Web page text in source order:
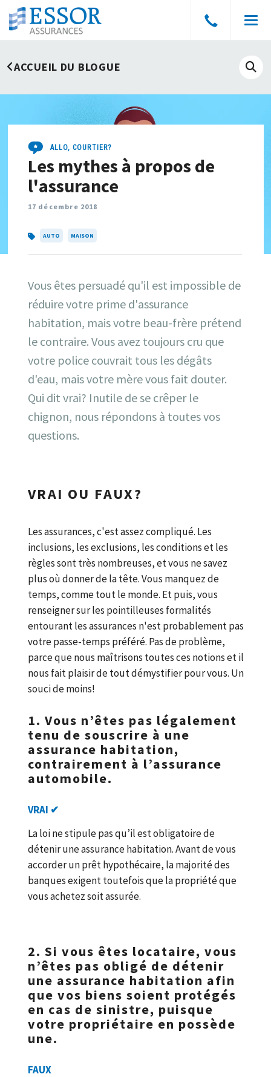
courtier
ACCUEIL DU BLOGUE
le
de
ALLO, COURTIER?
Les mythes à propos de
l'assurance
17 décembre 2018
AUTO MAISON
Vous êtes persuadé qu'il est impossible de
réduire votre prime d'assurance
habitation, mais votre beau-frère prétend
le contraire. Vous avez toujours cru que
votre police couvrait tous les dégâts
d'eau, mais votre mère vous fait douter.
Qui dit vrai? Inutile de se crêper le
chignon, nous répondons à toutes vos
questions.
VRAI OU FAUX?
Les assurances, c'est assez compliqué. Les
inclusions, les exclusions, les conditions et les
règles sont très nombreuses, et vous ne savez
plus où donner de la tête. Vous manquez de
temps, comme tout le monde. Et puis, vous
renseigner sur les pointilleuses formalités
entourant les assurances n'est probablement pas
votre passe-temps préféré. Pas de problème,
parce que nous maîtrisons toutes ces notions et il
nous fait plaisir de tout démystifier pour vous. Un
souci de moins!
1. Vous n’êtes pas légalement
tenu de souscrire à une
assurance habitation,
contrairement à l’assurance
automobile.
VRAI ✔
La loi ne stipule pas qu’il est obligatoire de
détenir une assurance habitation. Avant de vous
accorder un prêt hypothécaire, la majorité des
banques exigent toutefois que la propriété que
vous achetez soit assurée.
2. Si vous êtes locataire, vous
n’êtes pas obligé de détenir
une assurance habitation afin
que vos biens soient protégés
en cas de sinistre, puisque
votre propriétaire en possède
une.
FAUX